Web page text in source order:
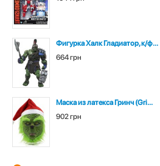
Фигурка Халк Гладиатор, к/ф...
664 грн
Маска из латекса Гринч (Gri...
902 грн